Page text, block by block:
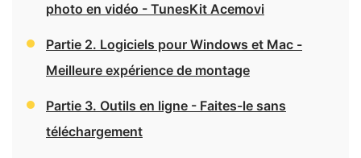
photo en vidéo - TunesKit Acemovi
Partie 2. Logiciels pour Windows et Mac -
Meilleure expérience de montage
Partie 3. Outils en ligne - Faites-le sans
téléchargement